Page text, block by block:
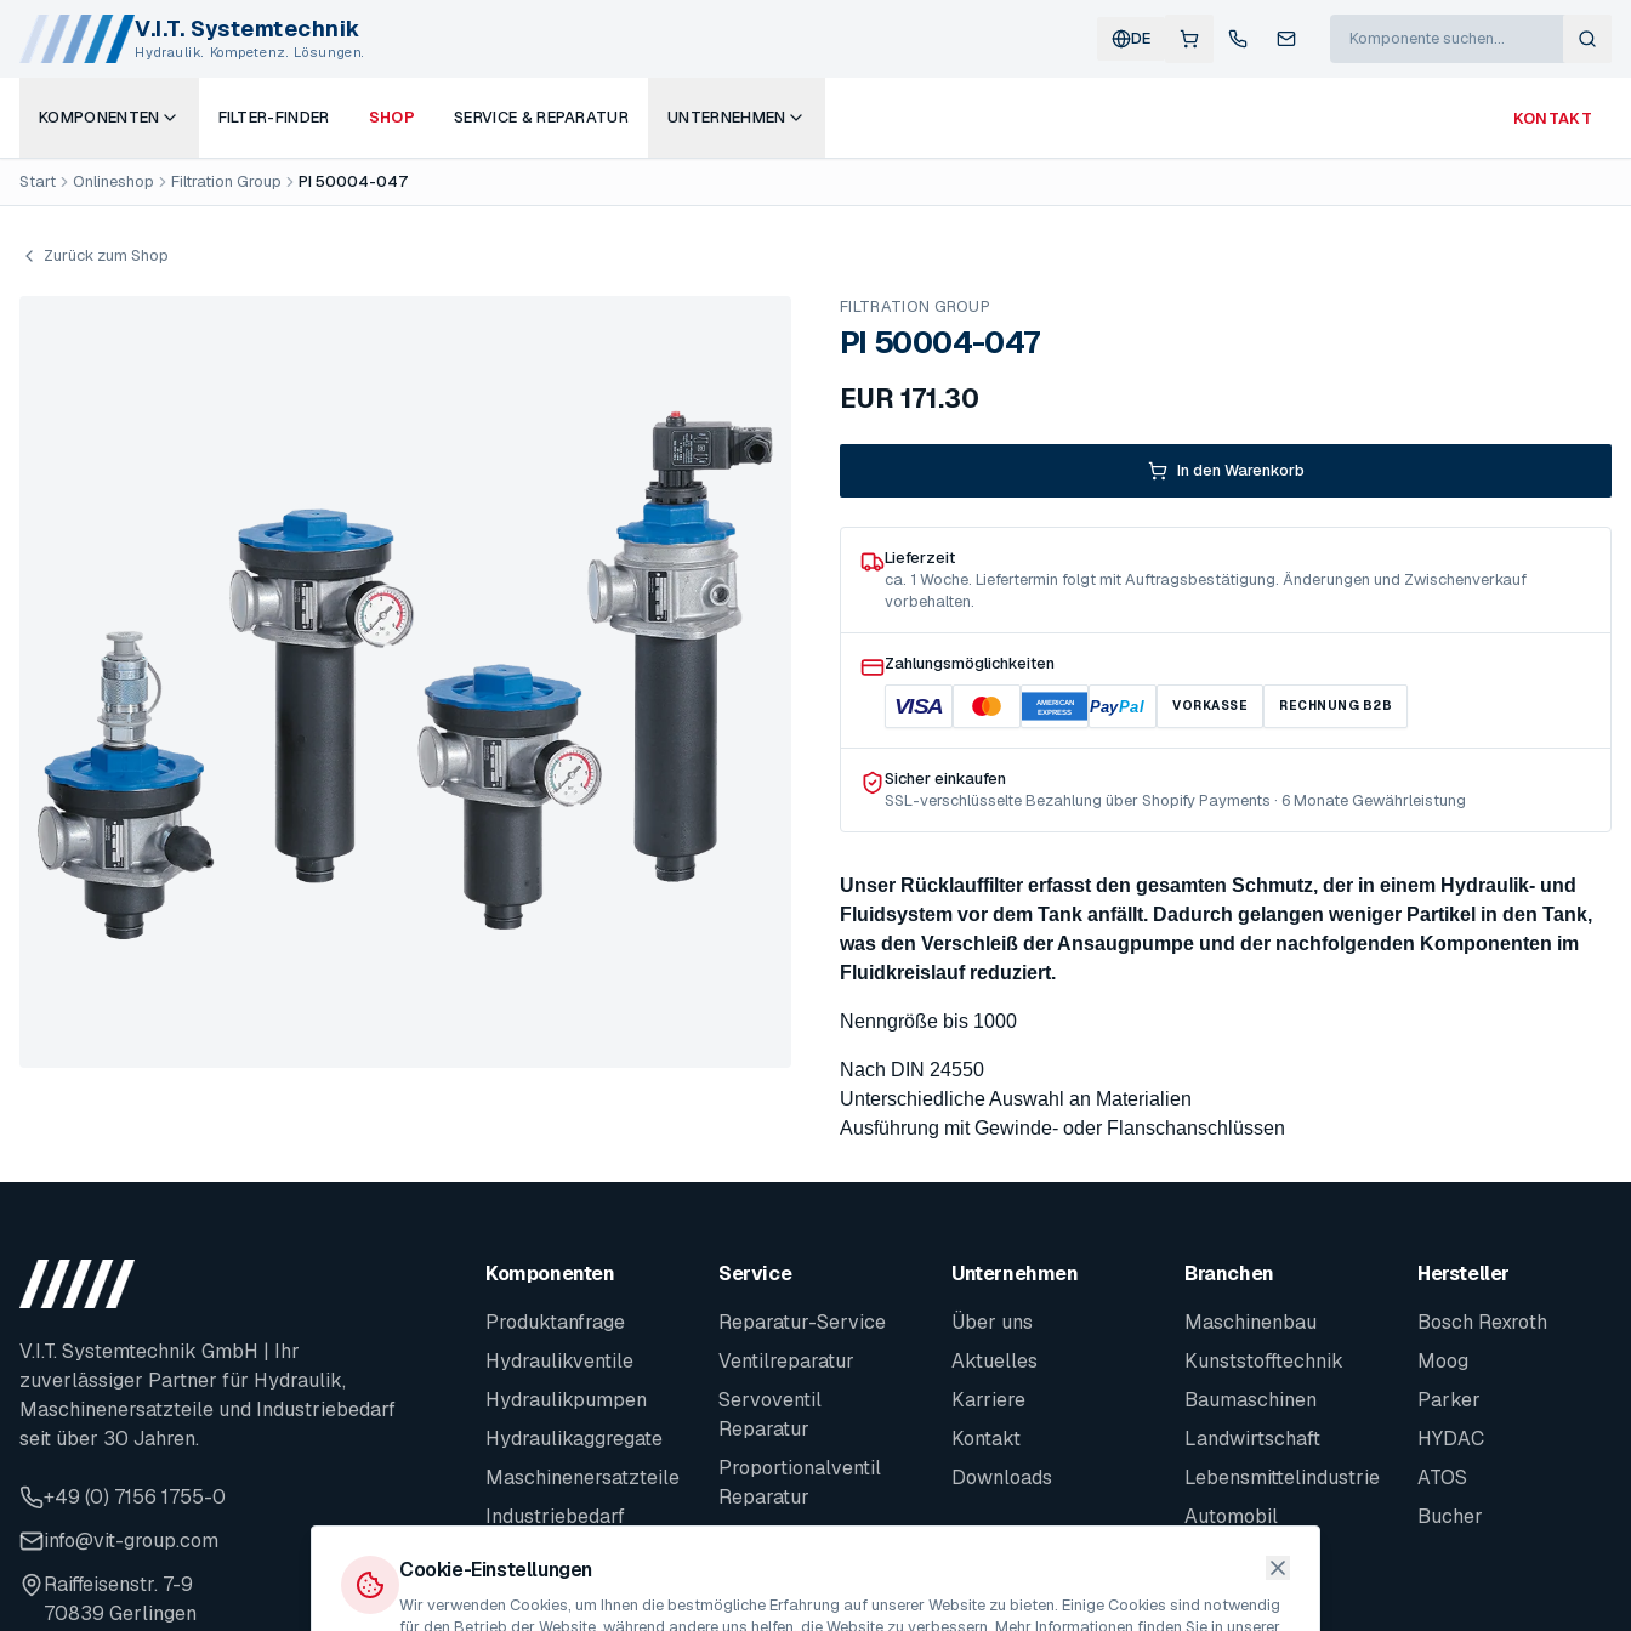
V.I.T. Systemtechnik
Hydraulik. Kompetenz. Lösungen.
DE
KOMPONENTEN FILTER-FINDER SHOP SERVICE & REPARATUR UNTERNEHMEN KONTAKT
Start Onlineshop Filtration Group PI 50004-047
Zurück zum Shop
FILTRATION GROUP
PI 50004-047
EUR 171.30
In den Warenkorb
Lieferzeit
ca. 1 Woche. Liefertermin folgt mit Auftragsbestätigung. Änderungen und Zwischenverkauf
vorbehalten.
Zahlungsmöglichkeiten
VISA
AMERICAN
EXPRESS
PayPal VORKASSE RECHNUNG B2B
Sicher einkaufen
SSL-verschlüsselte Bezahlung über Shopify Payments · 6 Monate Gewährleistung
Unser Rücklauffilter erfasst den gesamten Schmutz, der in einem Hydraulik- und
Fluidsystem vor dem Tank anfällt. Dadurch gelangen weniger Partikel in den Tank,
was den Verschleiß der Ansaugpumpe und der nachfolgenden Komponenten im
Fluidkreislauf reduziert.
Nenngröße bis 1000
Nach DIN 24550
Unterschiedliche Auswahl an Materialien
Ausführung mit Gewinde- oder Flanschanschlüssen
V.I.T. Systemtechnik GmbH | Ihr
zuverlässiger Partner für Hydraulik,
Maschinenersatzteile und Industriebedarf
seit über 30 Jahren.
+49 (0) 7156 1755-0
info@vit-group.com
Raiffeisenstr. 7-9
70839 Gerlingen
Komponenten
Produktanfrage
Hydraulikventile
Hydraulikpumpen
Hydraulikaggregate
Maschinenersatzteile
Industriebedarf
Service
Reparatur-Service
Ventilreparatur
Servoventil
Reparatur
Proportionalventil
Reparatur
Unternehmen
Über uns
Aktuelles
Karriere
Kontakt
Downloads
Branchen
Maschinenbau
Kunststofftechnik
Baumaschinen
Landwirtschaft
Lebensmittelindustrie
Automobil
Intralogistik
Hersteller
Bosch Rexroth
Moog
Parker
HYDAC
ATOS
Bucher
Cookie-Einstellungen
Wir verwenden Cookies, um Ihnen die bestmögliche Erfahrung auf unserer Website zu bieten. Einige Cookies sind notwendig
für den Betrieb der Website, während andere uns helfen, die Website zu verbessern. Mehr Informationen finden Sie in unserer